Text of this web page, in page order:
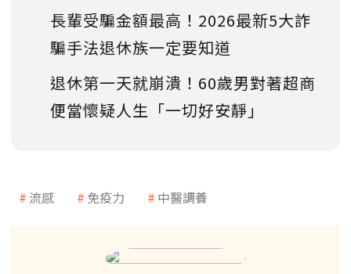
長輩受騙金額最高！2026最新5大詐
騙手法退休族一定要知道
退休第一天就崩潰！60歲男對著超商
便當懷疑人生「一切好安靜」
流感 免疫力 中醫調養